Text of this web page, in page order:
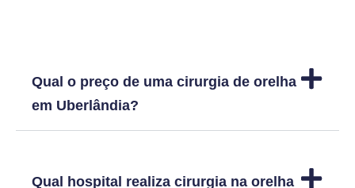
Qual o preço de uma cirurgia de orelha
em Uberlândia?
Qual hospital realiza cirurgia na orelha